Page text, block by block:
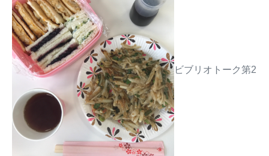
ビブリオトーク第2